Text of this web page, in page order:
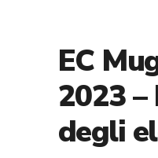
EC
2023
degli